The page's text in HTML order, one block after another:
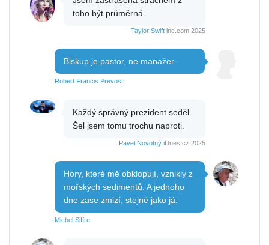
toho být průměrná.
Taylor Swift inc.com 2025
Biskup je pastor, ne manažer.
Robert Francis Prevost
Každý správný prezident seděl.
Šel jsem tomu trochu naproti.
Pavel Novotný iDnes.cz 2025
Hory, které mě obklopují, vznikly z
mořských sedimentů. A jednoho
dne zase zmizí, stejně jako já.
Michel Siffre